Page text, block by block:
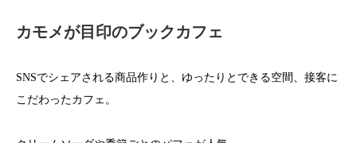
カモメが目印のブックカフェ
SNSでシェアされる商品作りと、ゆったりとできる空間、接客に
こだわったカフェ。